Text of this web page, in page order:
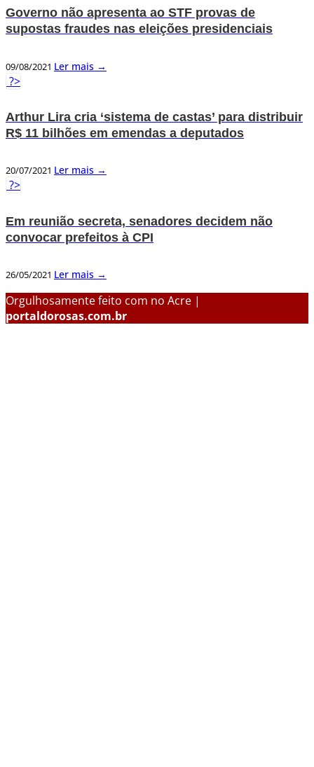
Governo não apresenta ao STF provas de
supostas fraudes nas eleições presidenciais
09/08/2021 Ler mais →
?>
Arthur Lira cria ‘sistema de castas’ para distribuir
R$ 11 bilhões em emendas a deputados
20/07/2021 Ler mais →
?>
Em reunião secreta, senadores decidem não
convocar prefeitos à CPI
26/05/2021 Ler mais →
Orgulhosamente feito com no Acre |
portaldorosas.com.br